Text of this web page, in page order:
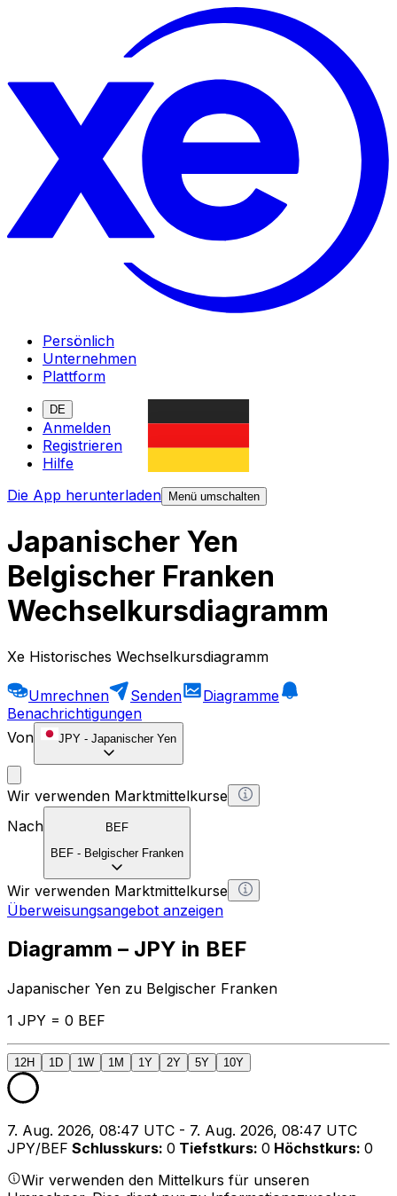
Persönlich
Unternehmen
Plattform
DE
Anmelden
Registrieren
Hilfe
Die App herunterladen
Menü umschalten
Japanischer Yen
Belgischer Franken
Wechselkursdiagramm
Xe Historisches Wechselkursdiagramm
Umrechnen Senden
Diagramme
Benachrichtigungen
Von
JPY - Japanischer Yen
Wir verwenden Marktmittelkurse
Nach
BEF
BEF - Belgischer Franken
Wir verwenden Marktmittelkurse
Überweisungsangebot anzeigen
Diagramm – JPY in BEF
Japanischer Yen zu Belgischer Franken
1 JPY = 0 BEF
12H 1D 1W 1M 1Y 2Y 5Y 10Y
7. Aug. 2026, 08:47 UTC - 7. Aug. 2026, 08:47 UTC
JPY/BEF Schlusskurs: 0 Tiefstkurs: 0 Höchstkurs: 0
Wir verwenden den Mittelkurs für unseren